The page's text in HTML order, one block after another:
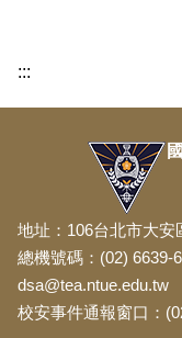
:::
地址：106台北市大安
總機號碼：(02) 6639-
dsa@tea.ntue.edu.tw
校安事件通報窗口：